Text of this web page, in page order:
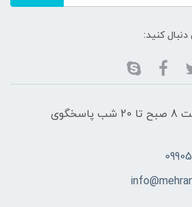
کنید:
هفت روز هفته، از ساعت 8 صبح تا 20 شب پاسخگوی